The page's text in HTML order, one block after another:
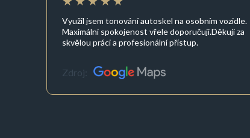
Využil jsem tonování autoskel na osobním vozidle.
Maximální spokojenost vřele doporučuji.Děkuji za
skvělou práci a profesionální přístup.
Zdroj: